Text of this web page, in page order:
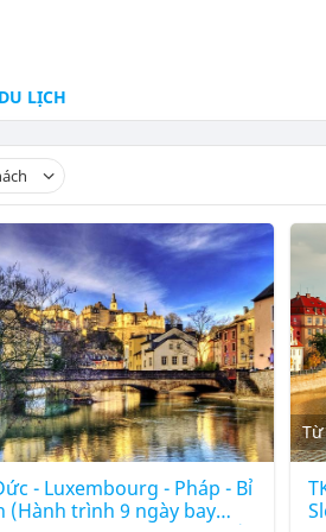
LỊCH
- Luxembourg - Pháp - Bỉ
(Hành trình 9 ngày bay
Từ